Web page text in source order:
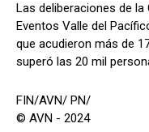
Las deliberaciones de
Eventos Valle del
que acudieron más de
superó las 20 mil
FIN/AVN/ PN/
© AVN - 2024